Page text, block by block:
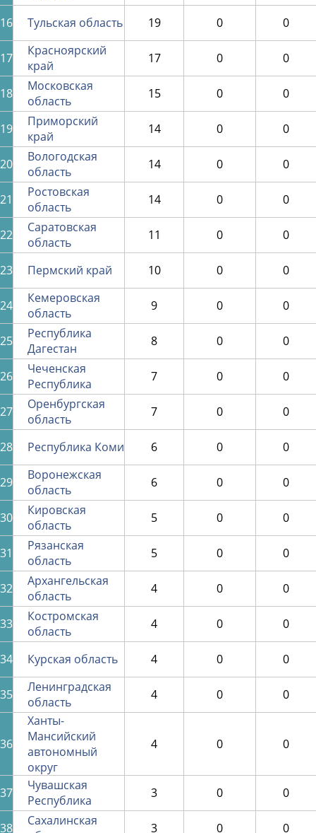
16 Тульская область 19 0 0
17
Красноярский
край
17 0 0
18
Московская
область
15 0 0
19
Приморский
край
14 0 0
20
Вологодская
область
14 0 0
21
Ростовская
область
14 0 0
22
Саратовская
область
11 0 0
23 Пермский край 10 0 0
24
Кемеровская
область
9 0 0
25
Республика
Дагестан
8 0 0
26
Чеченская
Республика
7 0 0
27
Оренбургская
область
7 0 0
28 Республика Коми 6 0 0
29
Воронежская
область
6 0 0
30
Кировская
область
5 0 0
31
Рязанская
область
5 0 0
32
Архангельская
область
4 0 0
33
Костромская
область
4 0 0
34 Курская область 4 0 0
35
Ленинградская
область
4 0 0
36
Ханты-
Мансийский
автономный
округ
4 0 0
37
Чувашская
Республика
3 0 0
38
Сахалинская
3 0 0